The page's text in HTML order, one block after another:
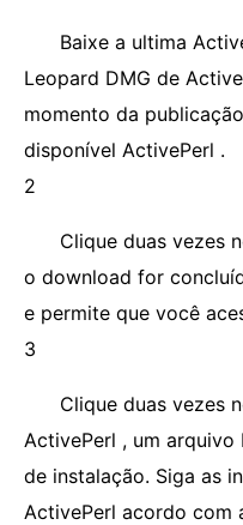
Baixe a ultima
Leopard DMG de
momento da
disponível ActivePerl .
2
Clique duas vezes
o download for
e permite que você
3
Clique duas vezes
ActivePerl , um arquivo
de instalação. Siga as
ActivePerl acordo com